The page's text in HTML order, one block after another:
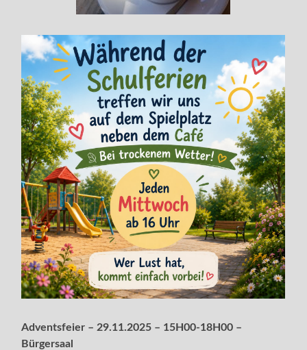
Adventsfeier – 29.11.2025 – 15H00-18H00 –
Bürgersaal